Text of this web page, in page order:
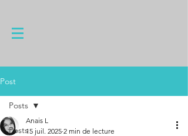
Post
Posts
Posts
Anais L
15 juil. 2025 2 min de lecture